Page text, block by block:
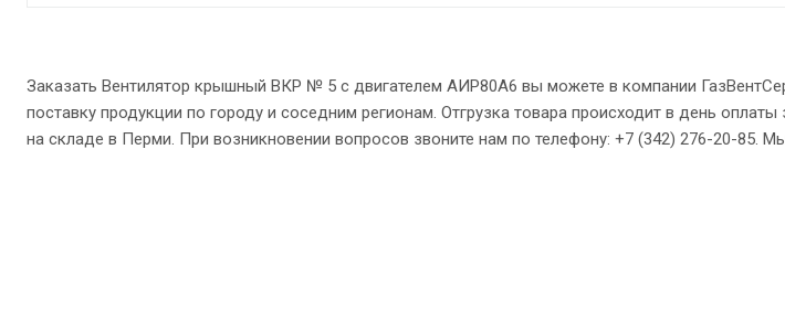
Заказать Вентилятор крышный ВКР № 5 с двигателем АИР80А6 вы можете в компании
поставку продукции по городу и соседним регионам. Отгрузка товара происходит в день оплаты
на складе в Перми. При возникновении вопросов звоните нам по телефону: +7 (342) 276-20-85.